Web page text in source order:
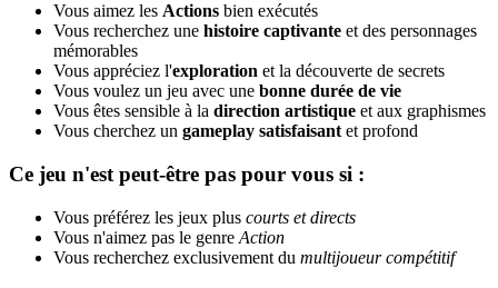
Vous aimez les Actions bien exécutés
Vous recherchez une histoire captivante et des personnages
mémorables
Vous appréciez l'exploration et la découverte de secrets
Vous voulez un jeu avec une bonne durée de vie
Vous êtes sensible à la direction artistique et aux graphismes
Vous cherchez un gameplay satisfaisant et profond
Ce jeu n'est peut-être pas pour vous si :
Vous préférez les jeux plus courts et directs
Vous n'aimez pas le genre Action
Vous recherchez exclusivement du multijoueur compétitif